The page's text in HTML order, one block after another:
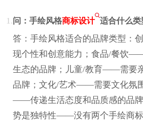
1.问：手绘风格商标设计 适合什么类
答：手绘风格适合的品牌类型：
现个性和创意能力；食品/餐饮
生态的品牌；儿童/教育——需要
品牌；文化/艺术——需要文化氛
——传递生活态度和品质感的品
势是独特性——没有两个手绘商标